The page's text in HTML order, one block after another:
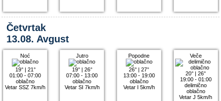
Četvrtak
13.08. Avgust
Noć
19°| 21°
01:00 - 07:00
oblačno
Vetar SSZ 7km/h
Jutro
19°| 26°
07:00 - 13:00
oblačno
Vetar SI 7km/h
Popodne
26° |27°
13:00 - 19:00
oblačno
Vetar I 5km/h
Veče
20° |26°
19:00 - 01:00
delimično
oblačno
Vetar J 5km/h